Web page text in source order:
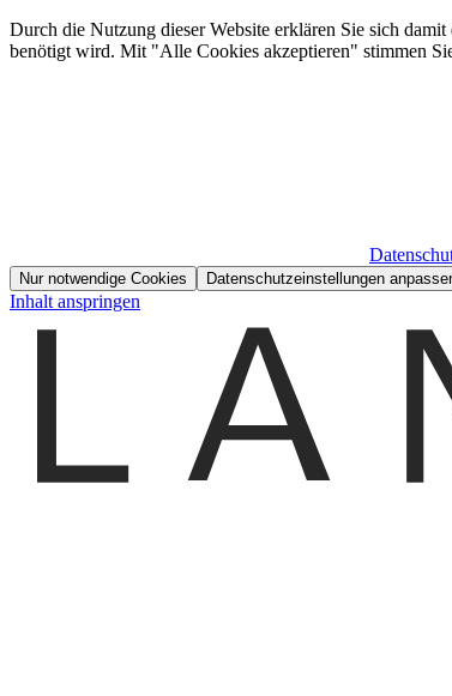
Durch die Nutzung dieser Website erklären Sie sich
benötigt wird. Mit "Alle Cookies akzeptieren" stimmen
Nur notwendige Cookies Datenschutzeinstellungen
Inhalt anspringen